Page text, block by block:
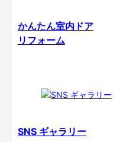
かんたん室内ドア
リフォーム
SNS ギャラリー